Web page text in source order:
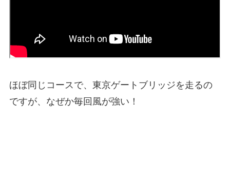
ほぼ同じコースで、東京ゲートブリッジを走るの
ですが、なぜか毎回風が強い！